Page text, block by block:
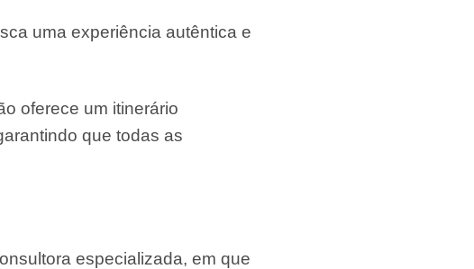
uma experiência autêntica e
oferece um itinerário
que todas as
especializada, em que